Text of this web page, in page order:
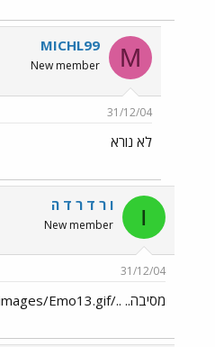
M
MICHL99
New member
31/12/04
לא נורא
ו ו ר ד ר ד ה
New member
31/12/04
מסיבה.. ../images/Emo13.gif את../images/Emo35.gif